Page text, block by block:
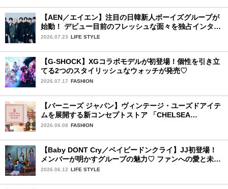
【AEN／エイエン】注目の日韓新人ボーイズグループが
始動！ デビュー目前のフレッシュな面々を独占インタビ
ュー。7人の魅力に迫ります♪
2026.07.23 LIFE STYLE
【G-SHOCK】XGコラボモデルが初登場！個性を引き立
てる2つのスタイリッシュなウォッチが発売♡
2026.07.17 FASHION
【バーニーズ ジャパン】ヴィンテージ・ユーズドアイテ
ムを展開する新コンセプトストア 「CHELSEA
VINTAGE ROOM」が誕生
2026.06.08 FASHION
【Baby DONT Cry／ベイビードンクライ】JJ初登場！
メンバーが明かすグループの魅力♡ ファンへの愛と未来
の夢
2026.06.12 LIFE STYLE